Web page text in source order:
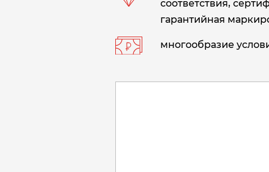
соответствия,
гарантийная
многообразие